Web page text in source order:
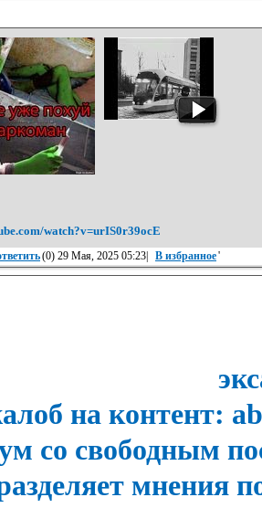
watch?v=urIS0r39ocE
(0) 29 Мая, 2025 05:23| В избранное'
на контент:
со свободным
мнения